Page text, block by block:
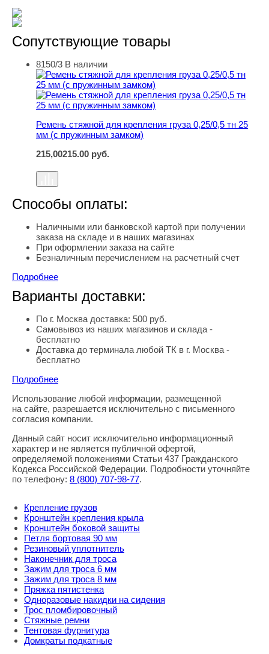
Сопутствующие товары
Ремень стяжной для крепления груза 0,25/0,5 тн 25
8150/3 В наличии
Ремень стяжной для крепления груза 0,25/0,5 тн 25
мм (с пружинным замком)
215,00215.00 руб.
Способы оплаты:
Наличными или банковской картой при получении
заказа на складе и в наших магазинах
При оформлении заказа на сайте
Безналичным перечислением на расчетный счет
Подробнее
Варианты доставки:
По г. Москва доставка: 500 руб.
Самовывоз из наших магазинов и склада -
бесплатно
Доставка до терминала любой ТК в г. Москва -
бесплатно
Подробнее
Правовая информация
Использование любой информации, размещенной
на сайте, разрешается исключительно с письменного
согласия компании.
Данный сайт носит исключительно информационный
характер и не является публичной офертой,
определяемой положениями Статьи 437 Гражданского
Кодекса Российской Федерации. Подробности уточняйте
по телефону: 8 (800) 707-98-77.
Крепление грузов
Кронштейн крепления крыла
Кронштейн боковой защиты
Петля бортовая 90 мм
Резиновый уплотнитель
Наконечник для троса
Зажим для троса 6 мм
Зажим для троса 8 мм
Пряжка пятистенка
Одноразовые накидки на сидения
Трос пломбировочный
Стяжные ремни
Тентовая фурнитура
Домкраты подкатные